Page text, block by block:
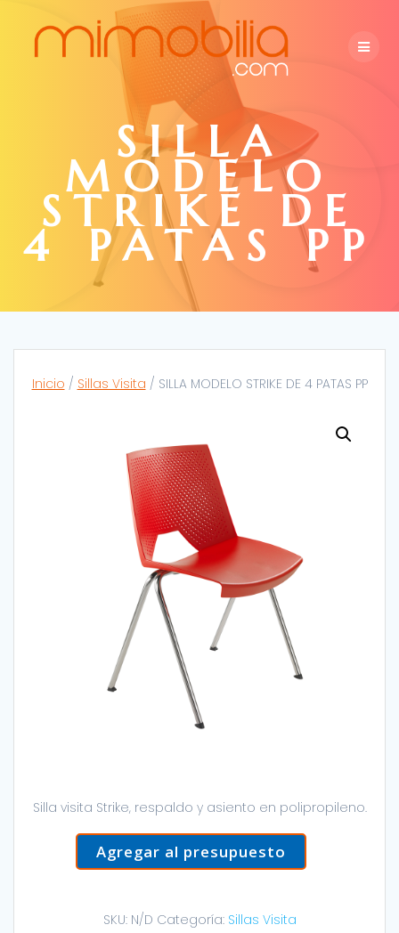
Skip
to
content
SILLA
MODELO
STRIKE DE
4 PATAS PP
Inicio / Sillas Visita / SILLA MODELO STRIKE DE 4 PATAS PP
Silla visita Strike, respaldo y asiento en polipropileno.
Agregar al presupuesto
SKU: N/D Categoría: Sillas Visita